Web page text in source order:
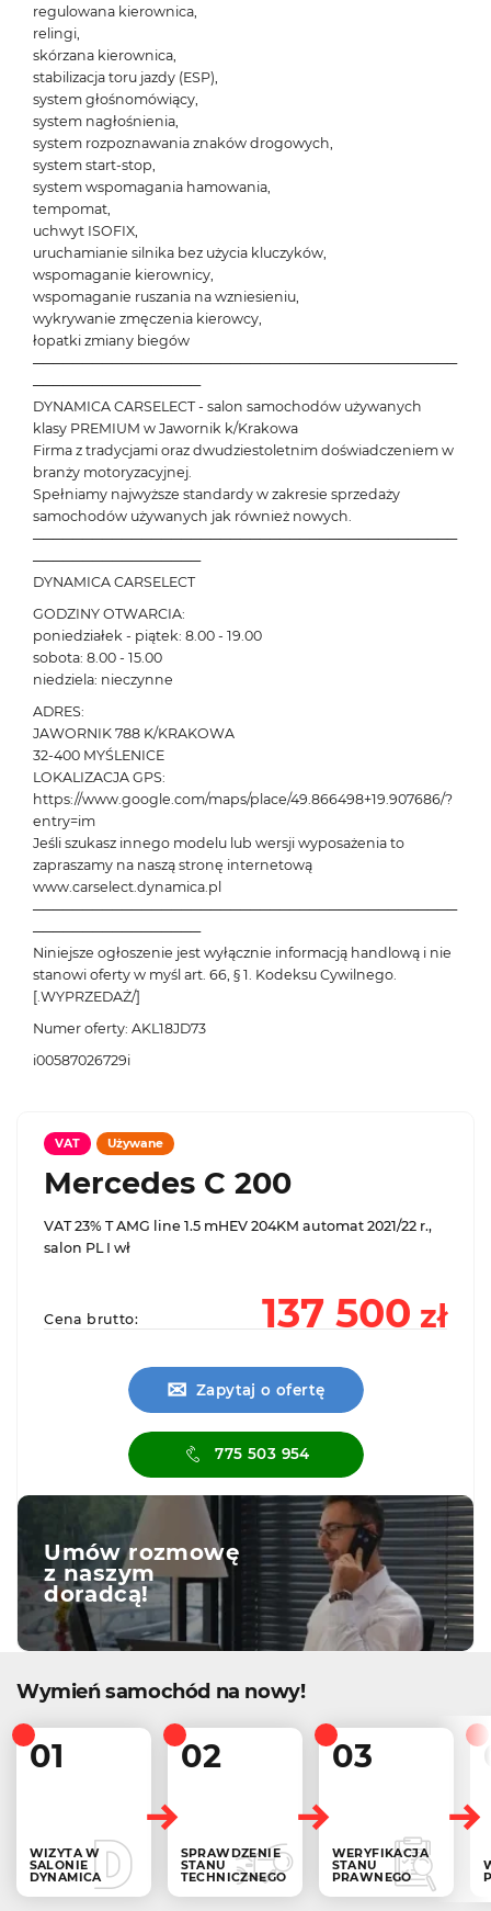
regulowana kierownica,
relingi,
skórzana kierownica,
stabilizacja toru jazdy (ESP),
system głośnomówiący,
system nagłośnienia,
system rozpoznawania znaków drogowych,
system start-stop,
system wspomagania hamowania,
tempomat,
uchwyt ISOFIX,
uruchamianie silnika bez użycia kluczyków,
wspomaganie kierownicy,
wspomaganie ruszania na wzniesieniu,
wykrywanie zmęczenia kierowcy,
łopatki zmiany biegów
───────────────────────────────────────────
─────────────────
DYNAMICA CARSELECT - salon samochodów używanych
klasy PREMIUM w Jawornik k/Krakowa
Firma z tradycjami oraz dwudziestoletnim doświadczeniem w
branży motoryzacyjnej.
Spełniamy najwyższe standardy w zakresie sprzedaży
samochodów używanych jak również nowych.
───────────────────────────────────────────
─────────────────
DYNAMICA CARSELECT
GODZINY OTWARCIA:
poniedziałek - piątek: 8.00 - 19.00
sobota: 8.00 - 15.00
niedziela: nieczynne
ADRES:
JAWORNIK 788 K/KRAKOWA
32-400 MYŚLENICE
LOKALIZACJA GPS:
https://www.google.com/maps/place/49.866498+19.907686/?
entry=im
Jeśli szukasz innego modelu lub wersji wyposażenia to
zapraszamy na naszą stronę internetową
www.carselect.dynamica.pl
───────────────────────────────────────────
─────────────────
Niniejsze ogłoszenie jest wyłącznie informacją handlową i nie
stanowi oferty w myśl art. 66, § 1. Kodeksu Cywilnego.
[.WYPRZEDAŻ/]
Numer oferty: AKL18JD73
i00587026729i
VAT Używane
Mercedes C 200
VAT 23% T AMG line 1.5 mHEV 204KM automat 2021/22 r.,
salon PL I wł
Cena brutto: 137 500 zł
✉ Zapytaj o ofertę
775 503 954
Umów rozmowę
z naszym
doradcą!
Wymień samochód na nowy!
01
WIZYTA W
SALONIE
DYNAMICA
02
SPRAWDZENIE
STANU
TECHNICZNEGO
03
WERYFIKACJA
STANU
PRAWNEGO